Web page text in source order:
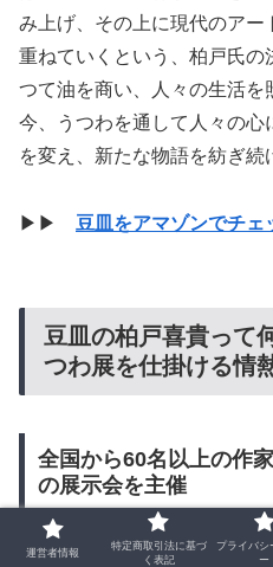
み上げ、その上に現代のア
重ねていくという、柏戸氏
つて油を商い、人々の生活を
今、うつわを通して人々の
を変え、新たな物語を紡ぎ続
▶▶ 豆皿をアマゾンでチェ
豆皿の柏戸喜貴って
つわ展を仕掛ける情
全国から60名以上の作
の展示会を主催
運営者情報
特定商取引法に基づ
く表記
プライバシ
ー